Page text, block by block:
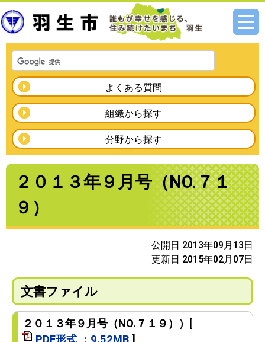
メニ
よくある質問
組織から探す
分野から探す
２０１３年９月号（NO.７１
９）
公開日 2013年09月13日
更新日 2015年02月07日
文書ファイル
２０１３年９月号（NO.７１９））[
PDF形式 ：9.52MB ]